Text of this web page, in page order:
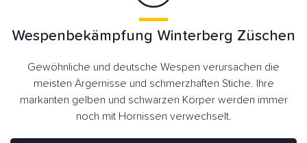
Wespenbekämpfung Winterberg Züschen
Gewöhnliche und deutsche Wespen verursachen die
meisten Ärgernisse und schmerzhaften Stiche. Ihre
markanten gelben und schwarzen Körper werden immer
noch mit Hornissen verwechselt.